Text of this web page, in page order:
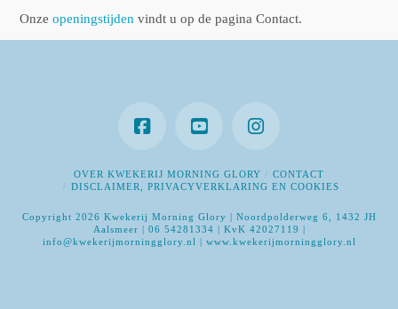
Onzeopeningstijden vindt u op de pagina Contact.
OVER KWEKERIJ MORNING GLORY
CONTACT
DISCLAIMER, PRIVACYVERKLARING EN COOKIES
Copyright 2026 Kwekerij Morning Glory | Noordpolderweg 6, 1432 JH
Aalsmeer | 06 54281334 | KvK 42027119 |
info@kwekerijmorningglory.nl | www.kwekerijmorningglory.nl